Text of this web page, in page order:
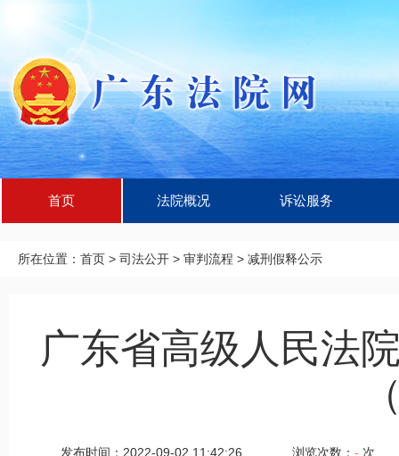
首页 法院概况 诉讼服务
所在位置： 首页 > 司法公开 > 审判流程 > 减刑假释公示
广东省高级人民法
发布时间：2022-09-02 11:42:26 浏览次数： - 次